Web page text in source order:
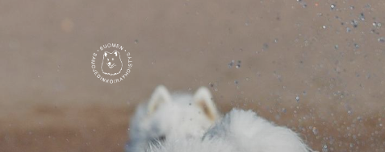
Suomen Samojedinkoirayhdistys ry.